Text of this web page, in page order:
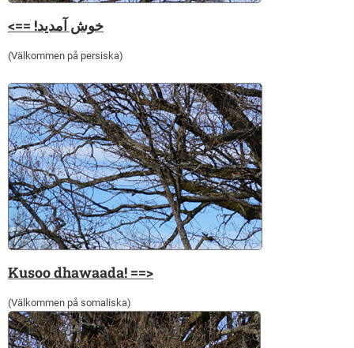
<== !خوش آمدید
(Välkommen på persiska)
Kusoo dhawaada! ==>
(Välkommen på somaliska)